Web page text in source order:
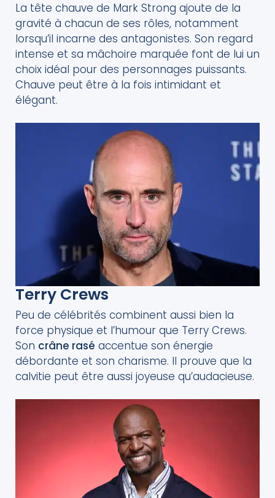
La tête chauve de Mark Strong ajoute de la
gravité à chacun de ses rôles, notamment
lorsqu’il incarne des antagonistes. Son regard
intense et sa mâchoire marquée font de lui un
choix idéal pour des personnages puissants.
Chauve peut être à la fois intimidant et
élégant.
Terry Crews
Peu de célébrités combinent aussi bien la
force physique et l’humour que Terry Crews.
Son crâne rasé accentue son énergie
débordante et son charisme. Il prouve que la
calvitie peut être aussi joyeuse qu’audacieuse.